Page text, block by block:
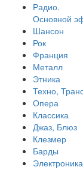
Радио.
Основной
Шансон
Рок
Франция
Металл
Этника
Техно,
Опера
Классика
Джаз, Блюз
Клезмер
Барды
Электроника